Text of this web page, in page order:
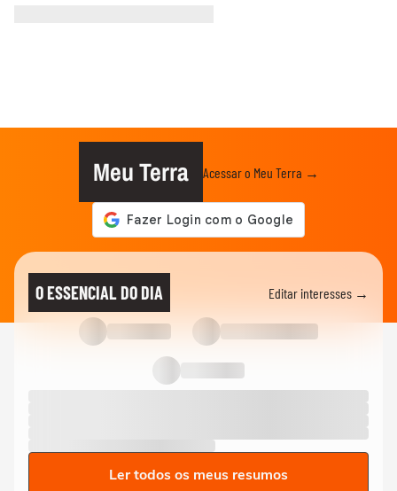
Meu Terra Acessar o Meu Terra →
O ESSENCIAL DO DIA Editar interesses →
Ler todos os meus resumos